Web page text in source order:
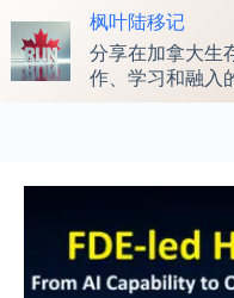
内
容
枫叶陆移记
分享在加拿大生
作、学习和融入